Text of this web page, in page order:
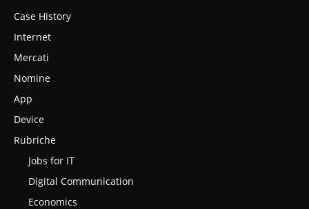
Case History
Internet
Mercati
Nomine
App
Device
Rubriche
Jobs for IT
Digital Communication
Economics